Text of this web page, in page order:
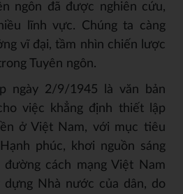
ngôn đã được nghiên cứu,
lĩnh vực. Chúng ta càng
vĩ đại, tầm nhìn chiến lược
Tuyên ngôn.
ngày 2/9/1945 là văn bản
việc khẳng định thiết lập
ở Việt Nam, với mục tiêu
phúc, khơi nguồn sáng
cách mạng Việt Nam
dựng Nhà nước của dân, do